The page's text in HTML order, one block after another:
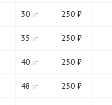
30 кг 250 ₽
35 кг 250 ₽
40 кг 250 ₽
48 кг 250 ₽